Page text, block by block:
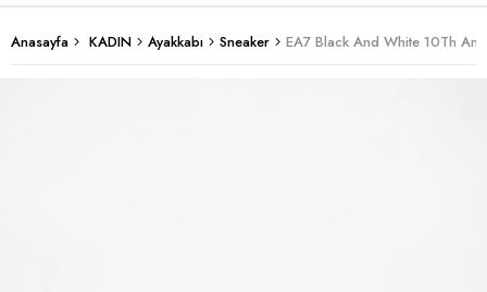
Anasayfa KADIN Ayakkabı Sneaker EA7 Black And White 10Th